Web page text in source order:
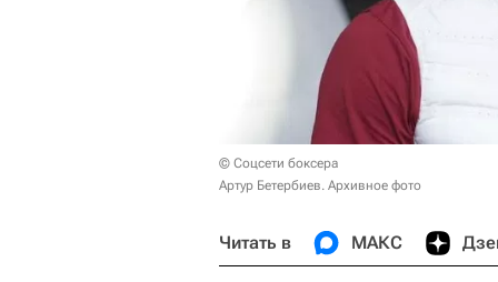
© Соцсети боксера
Артур Бетербиев. Архивное фото
Читать в МАКС